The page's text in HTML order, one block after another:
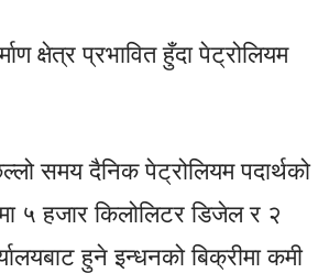
क्षेत्र प्रभावित हुँदा पेट्रोलियम
समय दैनिक पेट्रोलियम पदार्थको
५ हजार किलोलिटर डिजेल र २
हुने इन्धनको बिक्रीमा कमी